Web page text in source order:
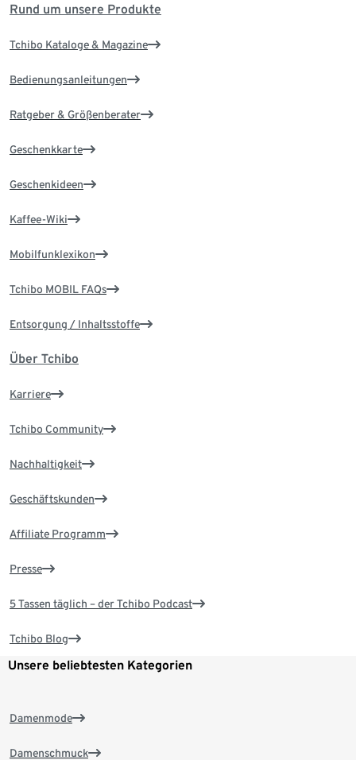
Rund um unsere Produkte
Tchibo Kataloge & Magazine
Bedienungsanleitungen
Ratgeber & Größenberater
Geschenkkarte
Geschenkideen
Kaffee-Wiki
Mobilfunklexikon
Tchibo MOBIL FAQs
Entsorgung / Inhaltsstoffe
Über Tchibo
Karriere
Tchibo Community
Nachhaltigkeit
Geschäftskunden
Affiliate Programm
Presse
5 Tassen täglich – der Tchibo Podcast
Tchibo Blog
Unsere beliebtesten Kategorien
Damenmode
Damenschmuck